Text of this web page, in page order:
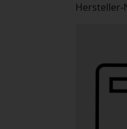
Hersteller-